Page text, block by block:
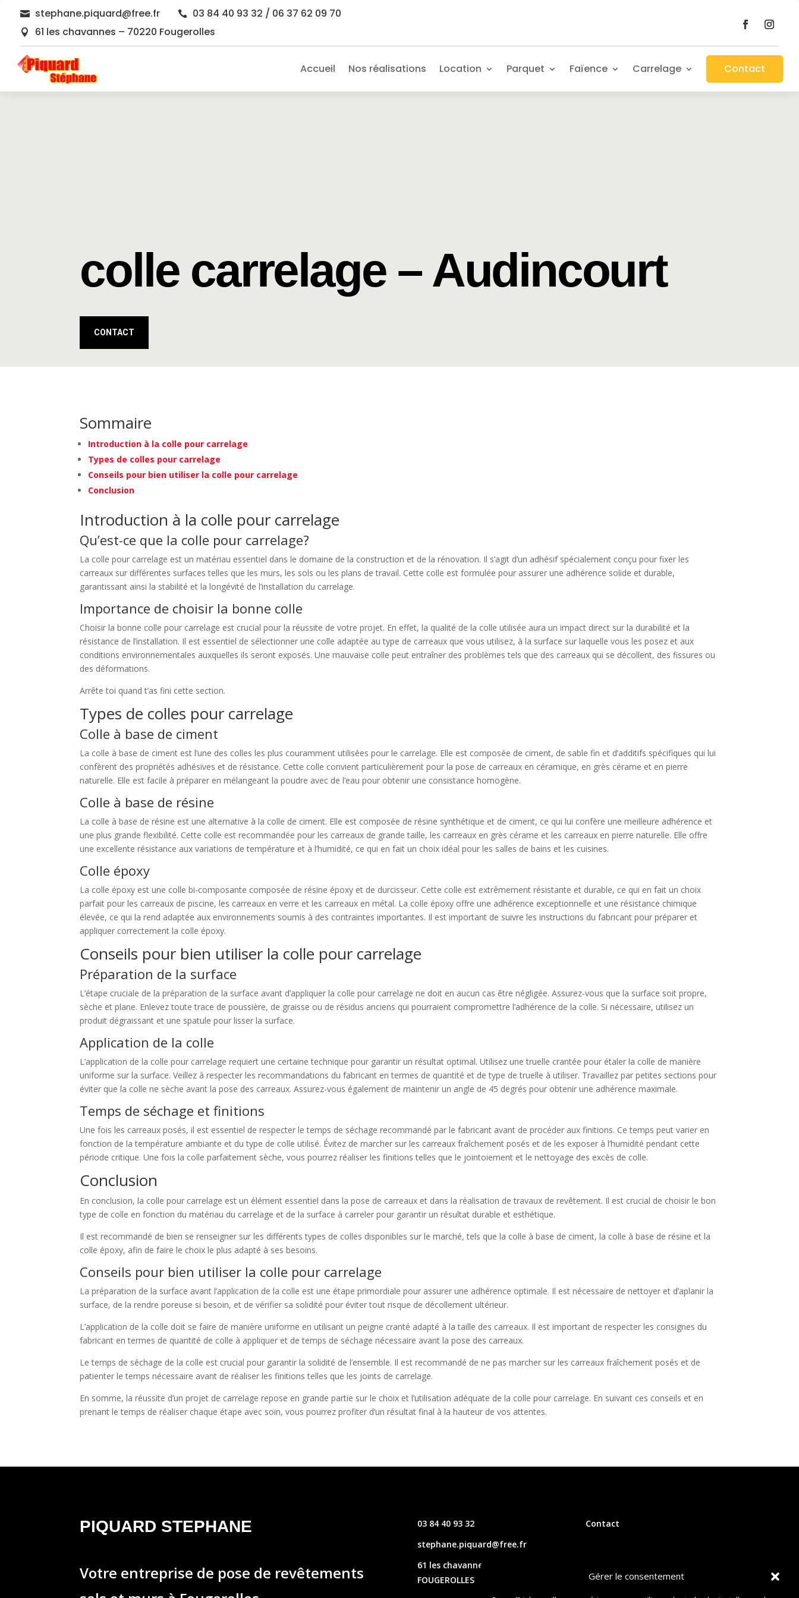
Gérer le consentement
 stephane.piquard@free.fr  03 84 40 93 32 / 06 37 62 09 70
 61 les chavannes – 70220 Fougerolles
Accueil Nos réalisations Location Parquet Faïence Carrelage Contact
colle carrelage – Audincourt
CONTACT
Sommaire
Introduction à la colle pour carrelage
Types de colles pour carrelage
Conseils pour bien utiliser la colle pour carrelage
Conclusion
Introduction à la colle pour carrelage
Qu’est-ce que la colle pour carrelage?
La colle pour carrelage est un matériau essentiel dans le domaine de la construction et de la rénovation. Il s’agit d’un adhésif spécialement conçu pour fixer les
carreaux sur différentes surfaces telles que les murs, les sols ou les plans de travail. Cette colle est formulée pour assurer une adhérence solide et durable,
garantissant ainsi la stabilité et la longévité de l’installation du carrelage.
Importance de choisir la bonne colle
Choisir la bonne colle pour carrelage est crucial pour la réussite de votre projet. En effet, la qualité de la colle utilisée aura un impact direct sur la durabilité et la
résistance de l’installation. Il est essentiel de sélectionner une colle adaptée au type de carreaux que vous utilisez, à la surface sur laquelle vous les posez et aux
conditions environnementales auxquelles ils seront exposés. Une mauvaise colle peut entraîner des problèmes tels que des carreaux qui se décollent, des fissures ou
des déformations.
Arrête toi quand t’as fini cette section.
Types de colles pour carrelage
Colle à base de ciment
La colle à base de ciment est l’une des colles les plus couramment utilisées pour le carrelage. Elle est composée de ciment, de sable fin et d’additifs spécifiques qui lui
confèrent des propriétés adhésives et de résistance. Cette colle convient particulièrement pour la pose de carreaux en céramique, en grès cérame et en pierre
naturelle. Elle est facile à préparer en mélangeant la poudre avec de l’eau pour obtenir une consistance homogène.
Colle à base de résine
La colle à base de résine est une alternative à la colle de ciment. Elle est composée de résine synthétique et de ciment, ce qui lui confère une meilleure adhérence et
une plus grande flexibilité. Cette colle est recommandée pour les carreaux de grande taille, les carreaux en grès cérame et les carreaux en pierre naturelle. Elle offre
une excellente résistance aux variations de température et à l’humidité, ce qui en fait un choix idéal pour les salles de bains et les cuisines.
Colle époxy
La colle époxy est une colle bi-composante composée de résine époxy et de durcisseur. Cette colle est extrêmement résistante et durable, ce qui en fait un choix
parfait pour les carreaux de piscine, les carreaux en verre et les carreaux en métal. La colle époxy offre une adhérence exceptionnelle et une résistance chimique
élevée, ce qui la rend adaptée aux environnements soumis à des contraintes importantes. Il est important de suivre les instructions du fabricant pour préparer et
appliquer correctement la colle époxy.
Conseils pour bien utiliser la colle pour carrelage
Préparation de la surface
L’étape cruciale de la préparation de la surface avant d’appliquer la colle pour carrelage ne doit en aucun cas être négligée. Assurez-vous que la surface soit propre,
sèche et plane. Enlevez toute trace de poussière, de graisse ou de résidus anciens qui pourraient compromettre l’adhérence de la colle. Si nécessaire, utilisez un
produit dégraissant et une spatule pour lisser la surface.
Application de la colle
L’application de la colle pour carrelage requiert une certaine technique pour garantir un résultat optimal. Utilisez une truelle crantée pour étaler la colle de manière
uniforme sur la surface. Veillez à respecter les recommandations du fabricant en termes de quantité et de type de truelle à utiliser. Travaillez par petites sections pour
éviter que la colle ne sèche avant la pose des carreaux. Assurez-vous également de maintenir un angle de 45 degrés pour obtenir une adhérence maximale.
Temps de séchage et finitions
Une fois les carreaux posés, il est essentiel de respecter le temps de séchage recommandé par le fabricant avant de procéder aux finitions. Ce temps peut varier en
fonction de la température ambiante et du type de colle utilisé. Évitez de marcher sur les carreaux fraîchement posés et de les exposer à l’humidité pendant cette
période critique. Une fois la colle parfaitement sèche, vous pourrez réaliser les finitions telles que le jointoiement et le nettoyage des excès de colle.
Conclusion
En conclusion, la colle pour carrelage est un élément essentiel dans la pose de carreaux et dans la réalisation de travaux de revêtement. Il est crucial de choisir le bon
type de colle en fonction du matériau du carrelage et de la surface à carreler pour garantir un résultat durable et esthétique.
Il est recommandé de bien se renseigner sur les différents types de colles disponibles sur le marché, tels que la colle à base de ciment, la colle à base de résine et la
colle époxy, afin de faire le choix le plus adapté à ses besoins.
Conseils pour bien utiliser la colle pour carrelage
La préparation de la surface avant l’application de la colle est une étape primordiale pour assurer une adhérence optimale. Il est nécessaire de nettoyer et d’aplanir la
surface, de la rendre poreuse si besoin, et de vérifier sa solidité pour éviter tout risque de décollement ultérieur.
L’application de la colle doit se faire de manière uniforme en utilisant un peigne cranté adapté à la taille des carreaux. Il est important de respecter les consignes du
fabricant en termes de quantité de colle à appliquer et de temps de séchage nécessaire avant la pose des carreaux.
Le temps de séchage de la colle est crucial pour garantir la solidité de l’ensemble. Il est recommandé de ne pas marcher sur les carreaux fraîchement posés et de
patienter le temps nécessaire avant de réaliser les finitions telles que les joints de carrelage.
En somme, la réussite d’un projet de carrelage repose en grande partie sur le choix et l’utilisation adéquate de la colle pour carrelage. En suivant ces conseils et en
prenant le temps de réaliser chaque étape avec soin, vous pourrez profiter d’un résultat final à la hauteur de vos attentes.
PIQUARD STEPHANE
Votre entreprise de pose de revêtements
03 84 40 93 32
stephane.piquard@free.fr
61 les chavannes – 70220
FOUGEROLLES
Contact